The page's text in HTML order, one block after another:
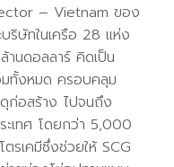
– Vietnam ของ
ริษัทในเครือ 28 แห่ง
านดอลลาร์ คิดเป็น
ทั้งหมด ครอบคลุม
ก่อสร้าง ไปจนถึง
เทศ โดยกว่า 5,000
รเคมีซึ่งช่วยให้ SCG